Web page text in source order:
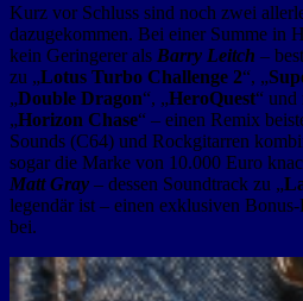
Kurz vor Schluss sind noch zwei
dazugekommen. Bei einer Summe in
kein Geringerer als Barry Leitch –
zu „Lotus Turbo Challenge 2“, „
„Double Dragon“, „HeroQuest“ und
„Horizon Chase“ – einen Remix
Sounds (C64) und Rockgitarren
sogar die Marke von 10.000 Euro
Matt Gray – dessen Soundtrack zu „
legendär ist – einen exklusiven
bei.